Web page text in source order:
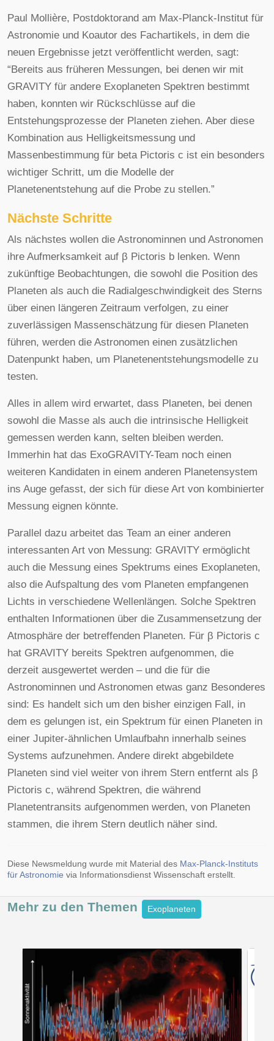
Paul Mollière, Postdoktorand am Max-Planck-Institut für
Astronomie und Koautor des Fachartikels, in dem die
neuen Ergebnisse jetzt veröffentlicht werden, sagt:
“Bereits aus früheren Messungen, bei denen wir mit
GRAVITY für andere Exoplaneten Spektren bestimmt
haben, konnten wir Rückschlüsse auf die
Entstehungsprozesse der Planeten ziehen. Aber diese
Kombination aus Helligkeitsmessung und
Massenbestimmung für beta Pictoris c ist ein besonders
wichtiger Schritt, um die Modelle der
Planetenentstehung auf die Probe zu stellen.”
Nächste Schritte
Als nächstes wollen die Astronominnen und Astronomen
ihre Aufmerksamkeit auf β Pictoris b lenken. Wenn
zukünftige Beobachtungen, die sowohl die Position des
Planeten als auch die Radialgeschwindigkeit des Sterns
über einen längeren Zeitraum verfolgen, zu einer
zuverlässigen Massenschätzung für diesen Planeten
führen, werden die Astronomen einen zusätzlichen
Datenpunkt haben, um Planetenentstehungsmodelle zu
testen.
Alles in allem wird erwartet, dass Planeten, bei denen
sowohl die Masse als auch die intrinsische Helligkeit
gemessen werden kann, selten bleiben werden.
Immerhin hat das ExoGRAVITY-Team noch einen
weiteren Kandidaten in einem anderen Planetensystem
ins Auge gefasst, der sich für diese Art von kombinierter
Messung eignen könnte.
Parallel dazu arbeitet das Team an einer anderen
interessanten Art von Messung: GRAVITY ermöglicht
auch die Messung eines Spektrums eines Exoplaneten,
also die Aufspaltung des vom Planeten empfangenen
Lichts in verschiedene Wellenlängen. Solche Spektren
enthalten Informationen über die Zusammensetzung der
Atmosphäre der betreffenden Planeten. Für β Pictoris c
hat GRAVITY bereits Spektren aufgenommen, die
derzeit ausgewertet werden – und die für die
Astronominnen und Astronomen etwas ganz Besonderes
sind: Es handelt sich um den bisher einzigen Fall, in
dem es gelungen ist, ein Spektrum für einen Planeten in
einer Jupiter-ähnlichen Umlaufbahn innerhalb seines
Systems aufzunehmen. Andere direkt abgebildete
Planeten sind viel weiter von ihrem Stern entfernt als β
Pictoris c, während Spektren, die während
Planetentransits aufgenommen werden, von Planeten
stammen, die ihrem Stern deutlich näher sind.
Diese Newsmeldung wurde mit Material des Max-Planck-Instituts
für Astronomie via Informationsdienst Wissenschaft erstellt.
Mehr zu den Themen Exoplaneten